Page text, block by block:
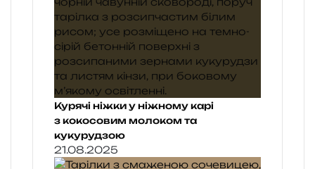
Курячі ніжки у ніжному карі
з кокосовим молоком та
кукурудзою
21.08.2025